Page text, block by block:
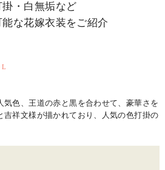
掛・白無垢など
能な花嫁衣装をご紹介
気色、王道の赤と黒を合わせて、豪華さを
吉祥文様が描かれており、人気の色打掛の